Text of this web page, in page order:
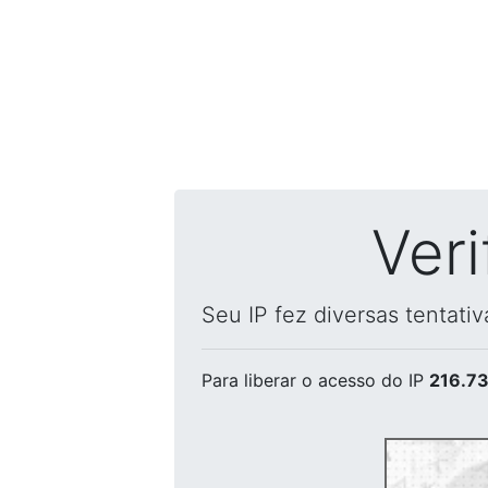
Seu IP fez diversas
Para liberar o acesso do IP